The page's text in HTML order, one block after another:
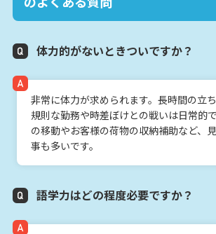
体力的がないときついですか？
非常に体力が求められます。長時間の立
規則な勤務や時差ぼけとの戦いは日常的
の移動やお客様の荷物の収納補助など、
事も多いです。
語学力はどの程度必要ですか？